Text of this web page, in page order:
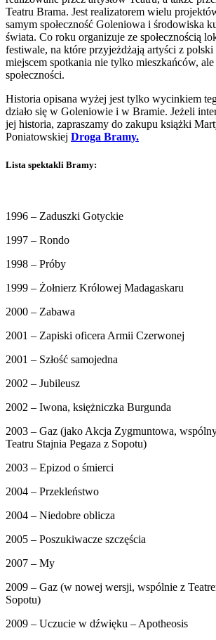
Teatru Brama. Jest realizatorem wielu
samym społeczność Goleniowa i środowiska
świata. Co roku organizuje ze społecznością
festiwale, na które przyjeżdżają artyści z polski
miejscem spotkania nie tylko mieszkańców,
społeczności.
Historia opisana wyżej jest tylko wycinkiem
działo się w Goleniowie i w Bramie. Jeżeli
jej historia, zapraszamy do zakupu książki
Poniatowskiej Droga Bramy.
Lista spektakli Bramy:
1996 – Zaduszki Gotyckie
1997 – Rondo
1998 – Próby
1999 – Żołnierz Królowej Madagaskaru
2000 – Zabawa
2001 – Zapiski oficera Armii Czerwonej
2001 – Szłość samojedna
2002 – Jubileusz
2002 – Iwona, księżniczka Burgunda
2003 – Gaz (jako Akcja Zygmuntowa,
Teatru Stajnia Pegaza z Sopotu)
2003 – Epizod o śmierci
2004 – Przekleństwo
2004 – Niedobre oblicza
2005 – Poszukiwacze szczęścia
2007 – My
2009 – Gaz (w nowej wersji, wspólnie z
Sopotu)
2009 – Uczucie w dźwięku – Apotheosis